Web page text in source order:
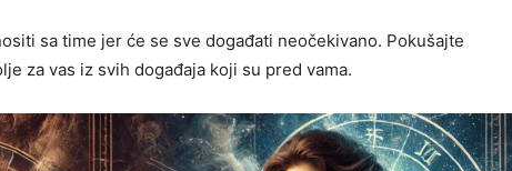
sa time jer će se sve događati neočekivano. Pokušajte
za vas iz svih događaja koji su pred vama.